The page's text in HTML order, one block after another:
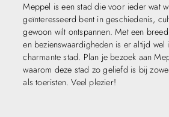
Meppel is een stad die voor ieder wat
geïnteresseerd bent in geschiedenis,
gewoon wilt ontspannen. Met een
en bezienswaardigheden is er altijd wel
charmante stad. Plan je bezoek aan
waarom deze stad zo geliefd is bij
als toeristen. Veel plezier!